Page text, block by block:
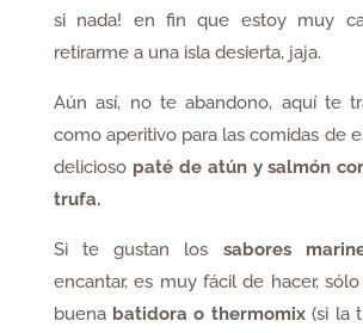
si nada! en fin que estoy muy
retirarme a una isla desierta, jaja.
Aún así, no te abandono, aquí te
como aperitivo para las comidas de
deliciosopaté de atún y salmón
trufa.
Si te gustan los sabores
encantar, es muy fácil de hacer,
buena batidora o thermomix(si la